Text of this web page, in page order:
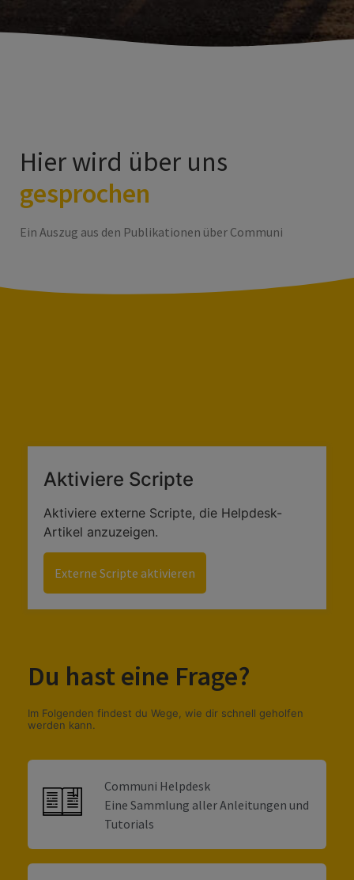
Hier wird über uns
gesprochen
Ein Auszug aus den Publikationen über Communi
Aktiviere Scripte
Aktiviere externe Scripte, die Helpdesk-
Artikel anzuzeigen.
Externe Scripte aktivieren
Du hast eine Frage?
Im Folgenden findest du Wege, wie dir schnell geholfen
werden kann.
Communi Helpdesk
Eine Sammlung aller Anleitungen und
Tutorials